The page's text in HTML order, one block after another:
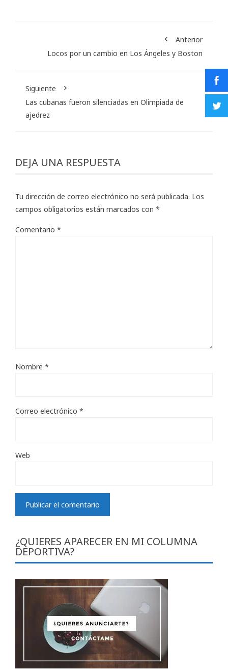
Anterior
Locos por un cambio en Los Ángeles y Boston
Siguiente
Las cubanas fueron silenciadas en Olimpiada de
ajedrez
DEJA UNA RESPUESTA
Tu dirección de correo electrónico no será publicada. Los
campos obligatorios están marcados con *
Comentario *
Nombre *
Correo electrónico *
Web
¿QUIERES APARECER EN MI COLUMNA
DEPORTIVA?